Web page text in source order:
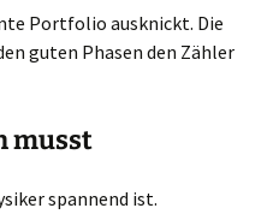
Portfolio ausknickt. Die
guten Phasen den Zähler
musst
spannend ist.